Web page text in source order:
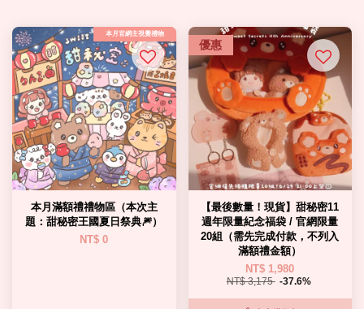
本月官網主視覺禮物
本月滿額禮禮物區（本次主
題：甜秘密王國夏日祭典🎆）
NT$ 0
優惠
【最後數量！現貨】甜秘密11
週年限量紀念福袋 / 官網限量
20組（需先完成付款，不列入
滿額禮金額）
NT$ 1,980
NT$ 3,175 -37.6%